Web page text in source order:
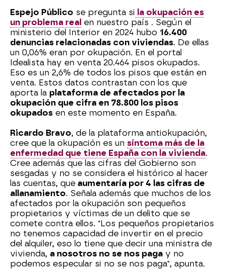
Espejo Público se pregunta si la okupación es
un problema real en nuestro país . Según el
ministerio del Interior en 2024 hubo 16.400
denuncias relacionadas con viviendas. De ellas
un 0,06% eran por okupación. En el portal
Idealista hay en venta 20.464 pisos okupados.
Eso es un 2,6% de todos los pisos que están en
venta. Estos datos contrastan con los que
aporta la plataforma de afectados por la
okupación que cifra en 78.800 los pisos
okupados en este momento en España.
Ricardo Bravo, de la plataforma antiokupación,
cree que la okupación es un síntoma más de la
enfermedad que tiene España con la vivienda.
Cree además que las cifras del Gobierno son
sesgadas y no se considera el histórico al hacer
las cuentas, que aumentaría por 4 las cifras de
allanamiento. Señala además que muchos de los
afectados por la okupación son pequeños
propietarios y víctimas de un delito que se
comete contra ellos. "Los pequeños propietarios
no tenemos capacidad de invertir en el precio
del alquiler, eso lo tiene que decir una ministra de
vivienda, a nosotros no se nos paga y no
podemos especular si no se nos paga", apunta.